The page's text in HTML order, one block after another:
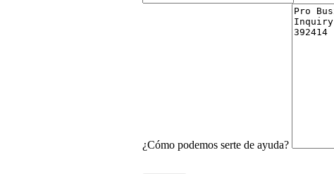
¿Cómo podemos serte de ayuda?